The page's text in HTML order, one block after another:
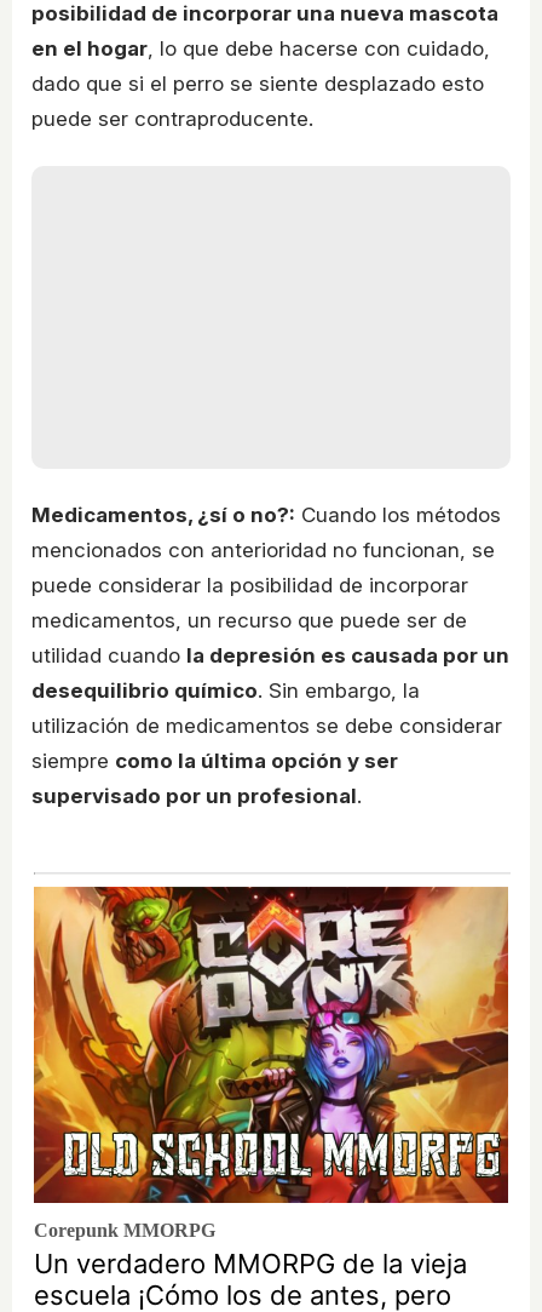
posibilidad de incorporar una nueva mascota
en el hogar, lo que debe hacerse con cuidado,
dado que si el perro se siente desplazado esto
puede ser contraproducente.
Medicamentos, ¿sí o no?: Cuando los métodos
mencionados con anterioridad no funcionan, se
puede considerar la posibilidad de incorporar
medicamentos, un recurso que puede ser de
utilidad cuando la depresión es causada por un
desequilibrio químico. Sin embargo, la
utilización de medicamentos se debe considerar
siempre como la última opción y ser
supervisado por un profesional.
Corepunk MMORPG
Un verdadero MMORPG de la vieja
escuela ¡Cómo los de antes, pero